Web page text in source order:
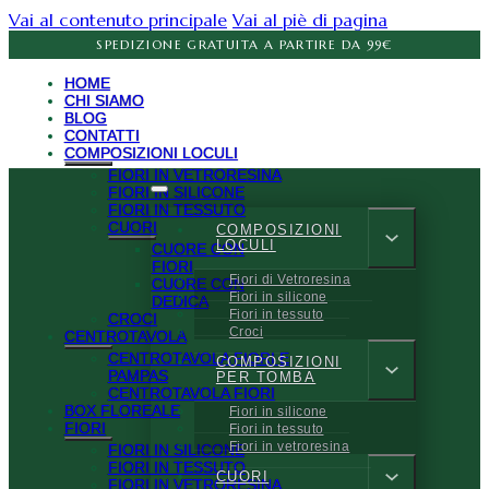
Vai al contenuto principale Vai al piè di pagina
SPEDIZIONE GRATUITA A PARTIRE DA 99€
HOME
CHI SIAMO
BLOG
CONTATTI
COMPOSIZIONI LOCULI
FIORI IN VETRORESINA
FIORI IN SILICONE
FIORI IN TESSUTO
CUORI
CUORE CON
FIORI
CUORE CON
DEDICA
CROCI
CENTROTAVOLA
CENTROTAVOLA FIORI E
PAMPAS
CENTROTAVOLA FIORI
BOX FLOREALE
FIORI
FIORI IN SILICONE
FIORI IN TESSUTO
FIORI IN VETRORESINA
COMPOSIZIONI
LOCULI
Fiori di Vetroresina
Fiori in silicone
Fiori in tessuto
Croci
COMPOSIZIONI
PER TOMBA
Fiori in silicone
Fiori in tessuto
Fiori in vetroresina
CUORI